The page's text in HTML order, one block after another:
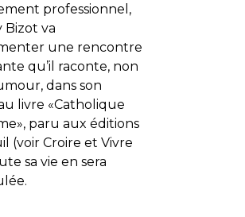
professionnel,
Bizot va
une rencontre
qu’il raconte, non
dans son
livre «Catholique
paru aux éditions
(voir Croire et Vivre
sa vie en sera